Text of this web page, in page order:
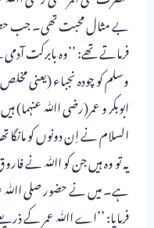
بے مثال محبت تھی۔ جب
فرماتے تھے: ’’وہ بابرکت
وسلم کو چودہ نجباء (یعنی
ابوبکر و عمر(رضی اﷲ عنہما)
السلام نے اِن دونوں کو مانگا
یہ تو وہ ہیں جن کو اﷲ نے
ہے۔ میں نے حضور صلی اﷲ
فرمایا: ’’اے اﷲ عمر کے